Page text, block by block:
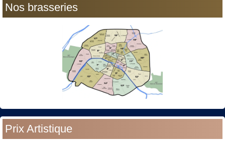
Nos brasseries
Prix Artistique